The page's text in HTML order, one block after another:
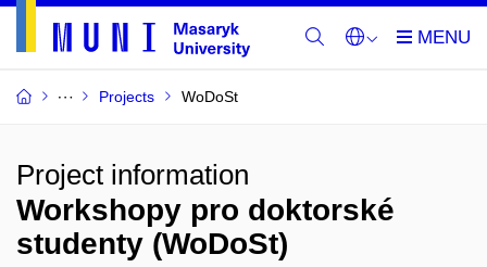
Projects WoDoSt
Project information
Workshopy pro doktorské
studenty (WoDoSt)